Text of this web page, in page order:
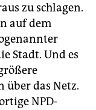
zu schlagen.
auf dem
Stadt. Und es
über das Netz.
NPD-